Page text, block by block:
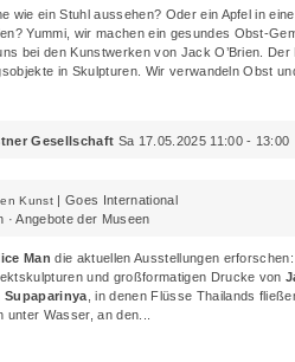
wie ein Stuhl aussehen? Oder ein Apfel in
Yummi, wir machen ein gesundes Obst-
bei den Kunstwerken von Jack O’Brien. Der
in Skulpturen. Wir verwandeln Obst
Gesellschaft Sa 17.05.2025 11:00 - 13:00
Kunst | Goes International
· Angebote der Museen
Man die aktuellen Ausstellungen
und großformatigen Drucke von
Supaparinya , in denen Flüsse Thailands
unter Wasser, an den...